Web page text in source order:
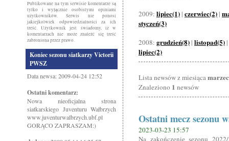
Publikowane na tym serwisie komentarze są
tylko i wyłącznie osobistymi opiniami
użytkowników. Serwis nie ponosi
jakiejkolwiek odpowiedzialności za ich
treść. Użytkownik jest świadomy, iż w
komentarzach nie może znaleźć się treść
zabroniona przez prawo.
Koniec sezonu siatkarzy Victorii
PWSZ
Data newsa: 2009-04-24 12:52
Ostatni komentarz:
Nowa nieoficjalna strona
siatkarskiego Juventuru Wałbrzych
www.juventurwalbrzych.ubf.pl
GORĄCO ZAPRASZAM:)
2009: lipiec(1) | czerwiec(2) |
styczeń(3)
2008: grudzień(8) | listopad(5) |
lipiec(2)
Lista newsów z miesiąca
Znaleziono 1 newsów
Ostatni mecz sezonu
2023-03-23 15:57
Na zakończenie sezonu